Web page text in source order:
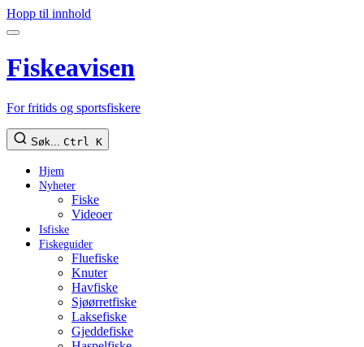
Hopp til innhold
Fiskeavisen
For fritids og sportsfiskere
Søk... Ctrl K
Hjem
Nyheter
Fiske
Videoer
Isfiske
Fiskeguider
Fluefiske
Knuter
Havfiske
Sjøørretfiske
Laksefiske
Gjeddefiske